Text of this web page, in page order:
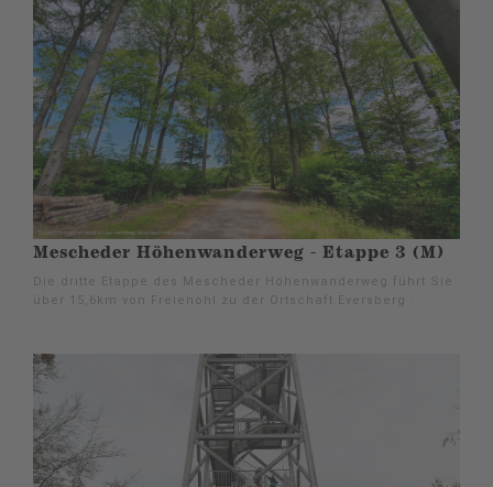
Mescheder Höhenwanderweg - Etappe 3 (M)
Die dritte Etappe des Mescheder Höhenwanderweg führt Sie
über 15,6km von Freienohl zu der Ortschaft Eversberg .